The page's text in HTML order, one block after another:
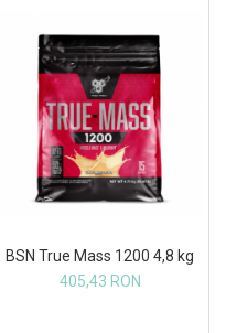
BSN True Mass 1200 4,8 kg
405,43 RON